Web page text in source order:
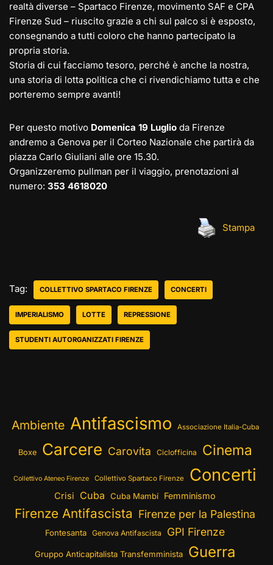
realtà diverse – Spartaco Firenze, movimento SAF e CPA
Firenze Sud – riuscito grazie a chi sul palco si è esposto,
consegnando a tutti coloro che hanno partecipato la
propria storia.
Storia di cui facciamo tesoro, perché è anche la nostra,
una storia di lotta politica che ci rivendichiamo tutta e che
porteremo sempre avanti!
Per questo motivo Domenica 19 Luglio da Firenze
andremo a Genova per il Corteo Nazionale che partirà da
piazza Carlo Giuliani alle ore 15.30.
Organizzeremo pullman per il viaggio, prenotazioni al
numero: 353 4618020
Stampa
Tag: COLLETTIVO SPARTACO FIRENZE CONCERTI
IMPERIALISMO LOTTE REPRESSIONE
STUDENTI AUTORGANIZZATI FIRENZE
Ambiente Antifascismo Associazione Italia-Cuba
Boxe Carcere Carovita Ciclofficina Cinema
Collettivo Ateneo Firenze Collettivo Spartaco Firenze Concerti
Crisi Cuba Cuba Mambí Femminismo
Firenze Antifascista Firenze per la Palestina
Fontesanta Genova Antifascista GPI Firenze
Gruppo Anticapitalista Transfemminista Guerra